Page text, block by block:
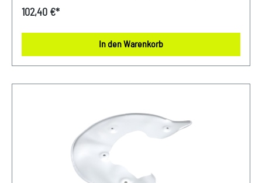
stabile und gleichmäßige Kraftübertragung beim
ErsatzteilOriginal VW Audi SEAT Skoda Bremsträger hinten
rechts Lieferumfang: 1x Bremsträger Verwendung: passend
Bestellung oder in der Kaufabwicklung die 17-stellige
Fahrgestellnummer (Bsp. VW: WVWZZZ... Audi: WAUZZZ...)
Ihres Fahrzeugs mitzuteilen. Wir prüfen vorab, ob der
gewünschte Artikel zum Fahrzeug passt.
102,40 €*
In den Warenkorb